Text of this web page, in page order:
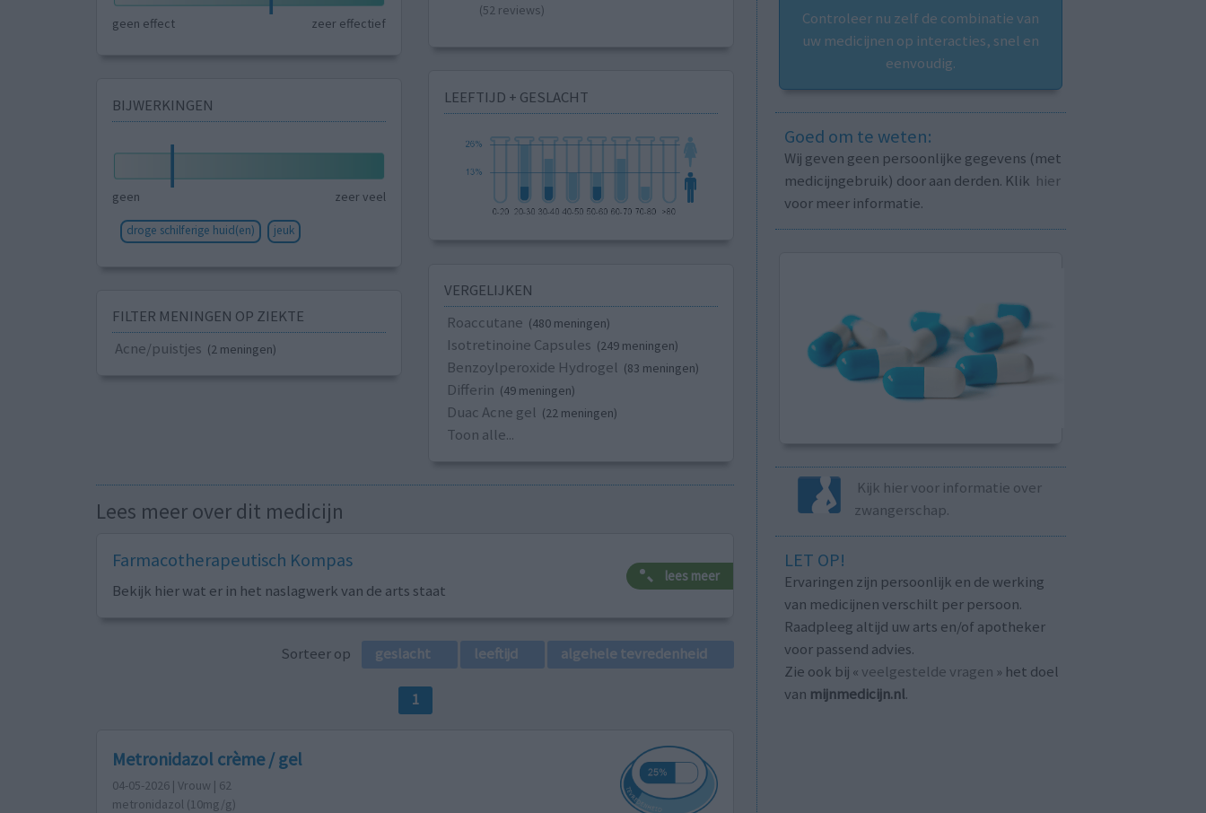
geen effect zeer effectief
BIJWERKINGEN
geen zeer veel
droge schilferige huid(en) jeuk
FILTER MENINGEN OP ZIEKTE
Acne/puistjes (2 meningen)
(52 reviews)
LEEFTIJD + GESLACHT
VERGELIJKEN
Roaccutane (480 meningen)
Isotretinoine Capsules (249 meningen)
Benzoylperoxide Hydrogel (83 meningen)
Differin (49 meningen)
Duac Acne gel (22 meningen)
Toon alle...
Lees meer over dit medicijn
Farmacotherapeutisch Kompas
Bekijk hier wat er in het naslagwerk van de arts staat
lees meer
Sorteer op geslacht leeftijd algehele tevredenheid
1
Metronidazol crème / gel
04-05-2026 | Vrouw | 62
metronidazol (10mg/g)
Controleer nu zelf de combinatie van
uw medicijnen op interacties, snel en
eenvoudig.
Goed om te weten:
Wij geven geen persoonlijke gegevens (met
medicijngebruik) door aan derden. Klik hier
voor meer informatie.
Kijk hier voor informatie over
zwangerschap.
LET OP!
Ervaringen zijn persoonlijk en de werking
van medicijnen verschilt per persoon.
Raadpleeg altijd uw arts en/of apotheker
voor passend advies.
Zie ook bij « veelgestelde vragen » het doel
van mijnmedicijn.nl.